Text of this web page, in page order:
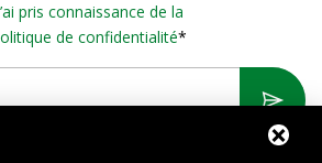
pris connaissance de la
de confidentialité*